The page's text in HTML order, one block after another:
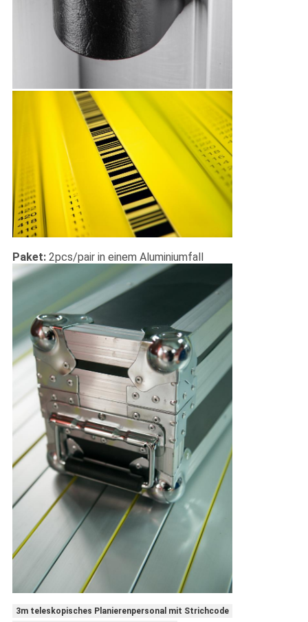
Paket:2pcs/pair in einem Aluminiumfall
3m teleskopisches Planierenpersonal mit Strichcode